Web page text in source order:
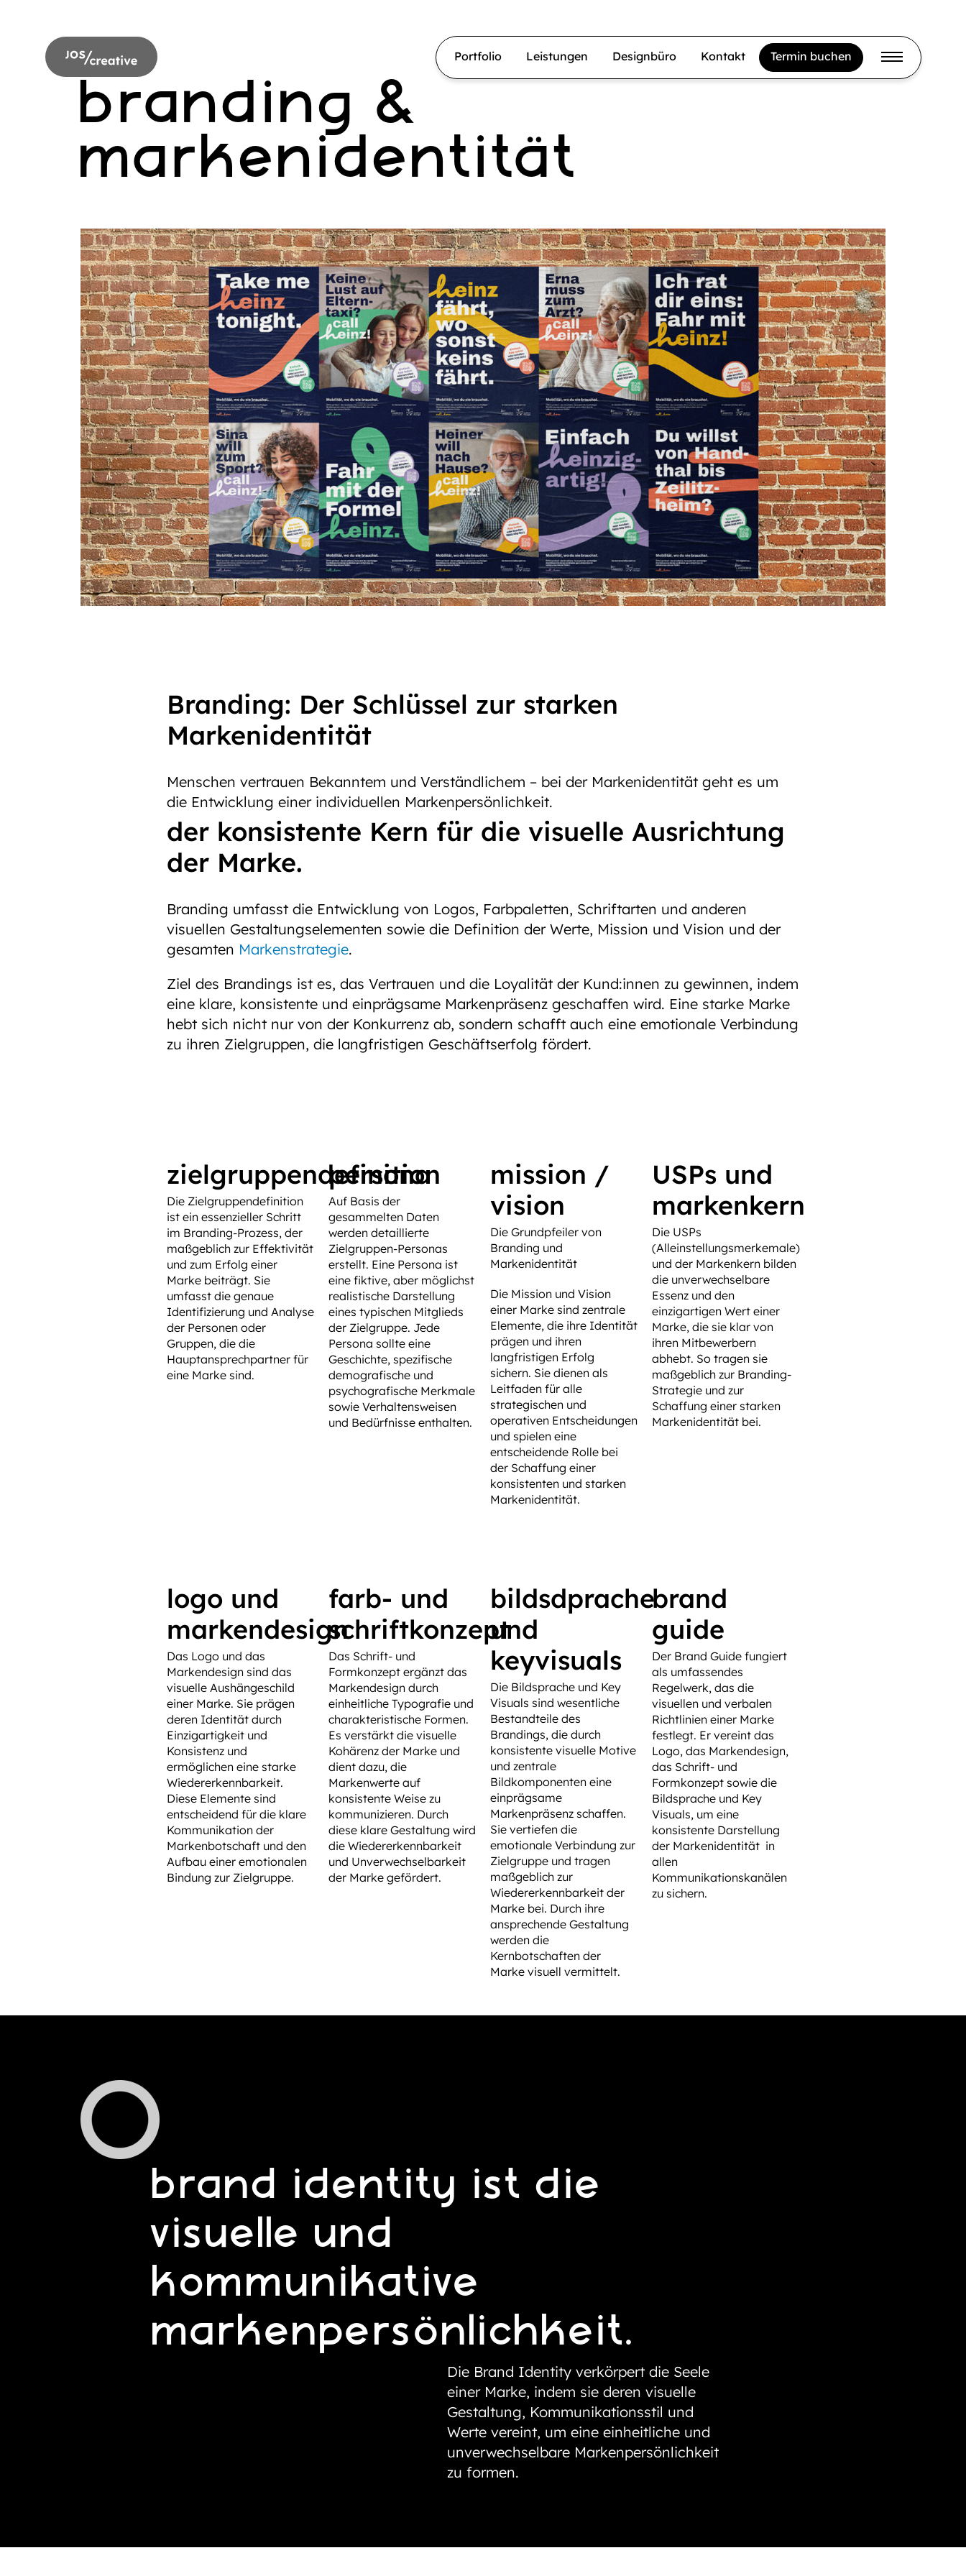
Portfolio Leistungen Designbüro Kontakt Termin buchen
branding &
markenidentität
Branding: Der Schlüssel zur starken
Markenidentität
Menschen vertrauen Bekanntem und Verständlichem – bei der Markenidentität geht es um
die Entwicklung einer individuellen Markenpersönlichkeit.
der konsistente Kern für die visuelle Ausrichtung
der Marke.
Branding umfasst die Entwicklung von Logos, Farbpaletten, Schriftarten und anderen
visuellen Gestaltungselementen sowie die Definition der Werte, Mission und Vision und der
gesamten Markenstrategie.
Ziel des Brandings ist es, das Vertrauen und die Loyalität der Kund:innen zu gewinnen, indem
eine klare, konsistente und einprägsame Markenpräsenz geschaffen wird. Eine starke Marke
hebt sich nicht nur von der Konkurrenz ab, sondern schafft auch eine emotionale Verbindung
zu ihren Zielgruppen, die langfristigen Geschäftserfolg fördert.
zielgruppendefinition
Die Zielgruppendefinition
ist ein essenzieller Schritt
im Branding-Prozess, der
maßgeblich zur Effektivität
und zum Erfolg einer
Marke beiträgt. Sie
umfasst die genaue
Identifizierung und Analyse
der Personen oder
Gruppen, die die
Hauptansprechpartner für
eine Marke sind.
persona
Auf Basis der
gesammelten Daten
werden detaillierte
Zielgruppen-Personas
erstellt. Eine Persona ist
eine fiktive, aber möglichst
realistische Darstellung
eines typischen Mitglieds
der Zielgruppe. Jede
Persona sollte eine
Geschichte, spezifische
demografische und
psychografische Merkmale
sowie Verhaltensweisen
und Bedürfnisse enthalten.
mission /
vision
Die Grundpfeiler von
Branding und
Markenidentität
Die Mission und Vision
einer Marke sind zentrale
Elemente, die ihre Identität
prägen und ihren
langfristigen Erfolg
sichern. Sie dienen als
Leitfaden für alle
strategischen und
operativen Entscheidungen
und spielen eine
entscheidende Rolle bei
der Schaffung einer
konsistenten und starken
Markenidentität.
USPs und
markenkern
Die USPs
(Alleinstellungsmerkemale)
und der Markenkern bilden
die unverwechselbare
Essenz und den
einzigartigen Wert einer
Marke, die sie klar von
ihren Mitbewerbern
abhebt. So tragen sie
maßgeblich zur Branding-
Strategie und zur
Schaffung einer starken
Markenidentität bei.
logo und
markendesign
Das Logo und das
Markendesign sind das
visuelle Aushängeschild
einer Marke. Sie prägen
deren Identität durch
Einzigartigkeit und
Konsistenz und
ermöglichen eine starke
Wiedererkennbarkeit.
Diese Elemente sind
entscheidend für die klare
Kommunikation der
Markenbotschaft und den
Aufbau einer emotionalen
Bindung zur Zielgruppe.
farb- und
schriftkonzept
Das Schrift- und
Formkonzept ergänzt das
Markendesign durch
einheitliche Typografie und
charakteristische Formen.
Es verstärkt die visuelle
Kohärenz der Marke und
dient dazu, die
Markenwerte auf
konsistente Weise zu
kommunizieren. Durch
diese klare Gestaltung wird
die Wiedererkennbarkeit
und Unverwechselbarkeit
der Marke gefördert.
bildsdprache
und
keyvisuals
Die Bildsprache und Key
Visuals sind wesentliche
Bestandteile des
Brandings, die durch
konsistente visuelle Motive
und zentrale
Bildkomponenten eine
einprägsame
Markenpräsenz schaffen.
Sie vertiefen die
emotionale Verbindung zur
Zielgruppe und tragen
maßgeblich zur
Wiedererkennbarkeit der
Marke bei. Durch ihre
ansprechende Gestaltung
werden die
Kernbotschaften der
Marke visuell vermittelt.
brand
guide
Der Brand Guide fungiert
als umfassendes
Regelwerk, das die
visuellen und verbalen
Richtlinien einer Marke
festlegt. Er vereint das
Logo, das Markendesign,
das Schrift- und
Formkonzept sowie die
Bildsprache und Key
Visuals, um eine
konsistente Darstellung
der Markenidentität in
allen
Kommunikationskanälen
zu sichern.
brand identity ist die
visuelle und
kommunikative
markenpersönlichkeit.
Die Brand Identity verkörpert die Seele
einer Marke, indem sie deren visuelle
Gestaltung, Kommunikationsstil und
Werte vereint, um eine einheitliche und
unverwechselbare Markenpersönlichkeit
zu formen.